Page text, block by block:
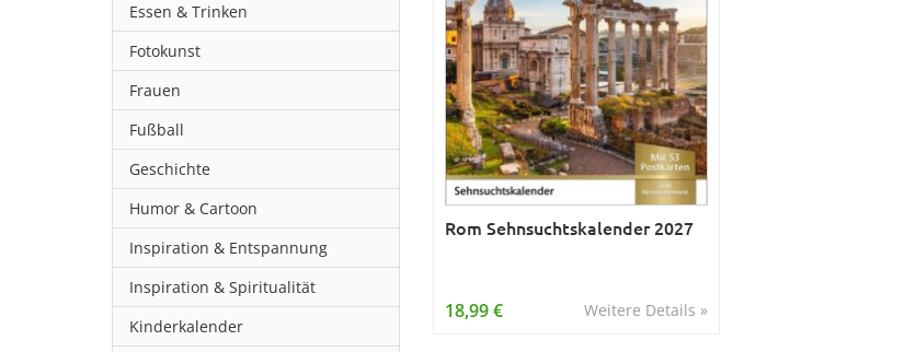
Essen & Trinken
Fotokunst
Frauen
Fußball
Geschichte
Humor & Cartoon
Inspiration & Entspannung
Inspiration & Spiritualität
Kinderkalender
Rom Sehnsuchtskalender 2027
Weitere Details »
18,99 €